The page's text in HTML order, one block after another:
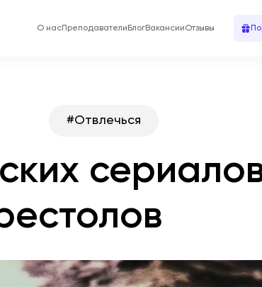
О насПреподаватели БлогВакансииОтзывы
#Отвлечься